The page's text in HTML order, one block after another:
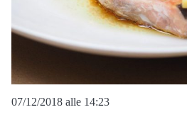
07/12/2018 alle 14:23